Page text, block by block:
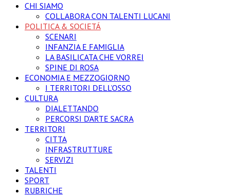
CHI SIAMO
COLLABORA CON TALENTI LUCANI
POLITICA & SOCIETÁ
SCENARI
INFANZIA E FAMIGLIA
LA BASILICATA CHE VORREI
SPINE DI ROSA
ECONOMIA E MEZZOGIORNO
I TERRITORI DELL’OSSO
CULTURA
DIALETTANDO
PERCORSI D’ARTE SACRA
TERRITORI
CITTA
INFRASTRUTTURE
SERVIZI
TALENTI
SPORT
RUBRICHE